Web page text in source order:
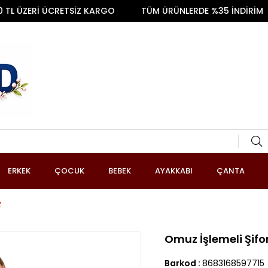
ERKEK ÇOCUK BEBEK AYAKKABI ÇANTA
Omuz İşlemeli
Barkod : 8683168597715
ÜCRETSİZ KARGO TÜM ÜRÜNLERDE %35 İNDİRİM